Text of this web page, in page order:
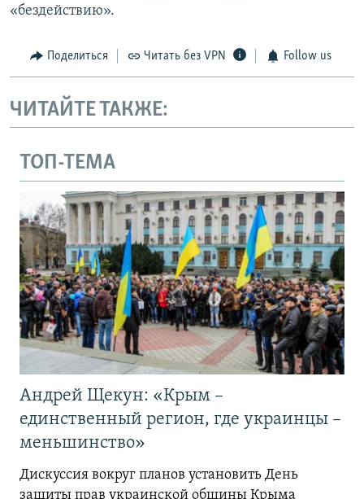
«бездействию».
Поделиться Читать без VPN Follow us
ЧИТАЙТЕ ТАКЖЕ:
ТОП-ТЕМА
Андрей Щекун: «Крым –
единственный регион, где украинцы –
меньшинство»
Дискуссия вокруг планов установить День
защиты прав украинской общины Крыма